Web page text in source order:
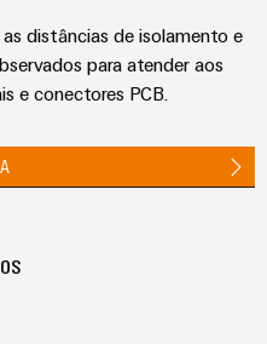
distâncias de isolamento e
para atender aos
e conectores PCB.